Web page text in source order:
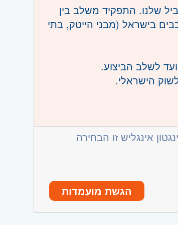
שלנו. התפקיד משלב בין
בישראל (מבני הייטק, בתי
לשלב הביצוע.
הישראלי.
במוצרי החברה.
פשוטה וברורה.
ושותפים עסקיים.
אינגליש זו הבחירה
הגשת מועמדות